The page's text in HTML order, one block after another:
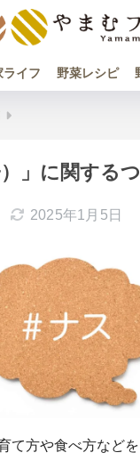
ライフ 野菜レシピ
）」に関する
2025年1月5日
て方や食べ方など